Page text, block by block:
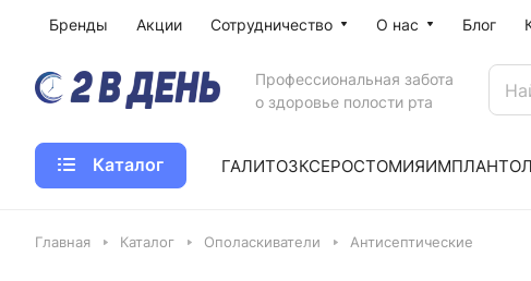
Бренды Акции Сотрудничество О нас Блог
Профессиональная забота
о здоровье полости рта
Каталог ГАЛИТОЗКСЕРОСТОМИЯ
Главная Каталог Ополаскиватели Антисептические